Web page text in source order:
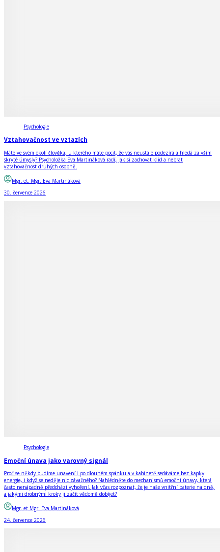
Psychologie
Vztahovačnost ve vztazích
Máte ve svém okolí člověka, u kterého máte pocit, že vás neustále podezírá a hledá za vším
skryté úmysly? Psycholožka Eva Martináková radí, jak si zachovat klid a nebrat
vztahovačnost druhých osobně.
Mgr. et. Mgr. Eva Martináková
30. července 2026
Psychologie
Emoční únava jako varovný signál
Proč se někdy budíme unavení i po dlouhém spánku a v kabinetě sedáváme bez kapky
energie, i když se neděje nic závažného? Nahlédněte do mechanismů emoční únavy, která
často nenápadně předchází vyhoření. Jak včas rozpoznat, že je naše vnitřní baterie na dně,
a jakými drobnými kroky ji začít vědomě dobíjet?
Mgr. et Mgr. Eva Martináková
24. července 2026